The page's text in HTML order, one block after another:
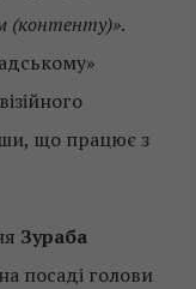
(контенту)».
що працює з
Зураба
на посаді голови